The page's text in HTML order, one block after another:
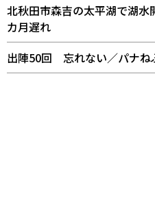
北秋田市森吉の太平湖で湖
カ月遅れ
出陣50回 忘れない／パナ